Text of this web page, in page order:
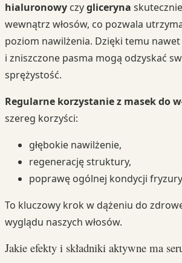
hialuronowy czygliceryna
wewnątrz włosów, co pozwala
poziom nawilżenia. Dzięki temu
i zniszczone pasma mogą odzyskać
sprężystość.
Regularne korzystanie z masek do
szereg korzyści:
głębokie nawilżenie,
regenerację struktury,
poprawę ogólnej kondycji
To kluczowy krok w dążeniu do
wyglądu naszych włosów.
Jakie efekty i składniki aktywne ma